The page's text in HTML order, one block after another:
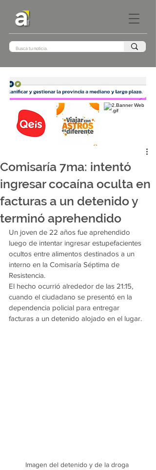
Comisaría 7ma: intentó
ingresar cocaína oculta en
facturas a un detenido y
terminó aprehendido
Un joven de 22 años fue aprehendido
luego de intentar ingresar estupefacientes
ocultos entre alimentos destinados a un
interno en la Comisaría Séptima de
Resistencia.
El hecho ocurrió alrededor de las 21:15,
cuando el ciudadano se presentó en la
dependencia policial para entregar
facturas a un detenido alojado en el lugar.
Imagen del detenido y de la droga